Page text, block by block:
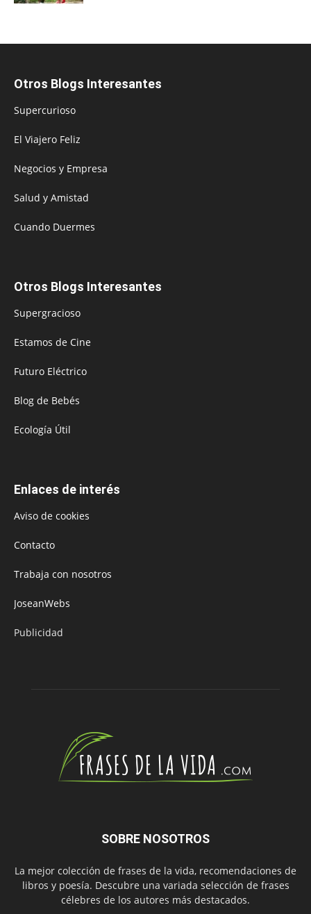
Otros Blogs Interesantes
Supercurioso
El Viajero Feliz
Negocios y Empresa
Salud y Amistad
Cuando Duermes
Otros Blogs Interesantes
Supergracioso
Estamos de Cine
Futuro Eléctrico
Blog de Bebés
Ecología Útil
Enlaces de interés
Aviso de cookies
Contacto
Trabaja con nosotros
JoseanWebs
Publicidad
SOBRE NOSOTROS
La mejor colección de frases de la vida, recomendaciones de
libros y poesía. Descubre una variada selección de frases
célebres de los autores más destacados.